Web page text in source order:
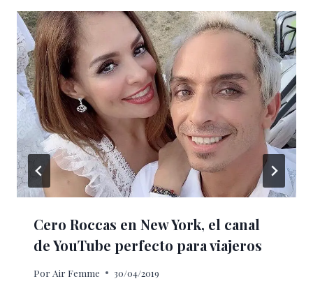
Cero Roccas en New York, el canal
de YouTube perfecto para viajeros
Por Air Femme 30/04/2019